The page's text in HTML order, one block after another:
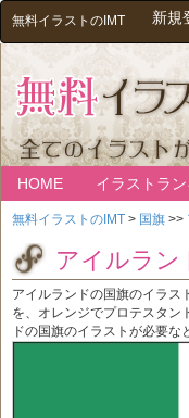
無料イラストのIMT 新規
HOME イラストラ
無料イラストのIMT > 国旗 >>
アイルラン
アイルランドの国旗のイラス
を、オレンジでプロテスタン
ドの国旗のイラストが必要な